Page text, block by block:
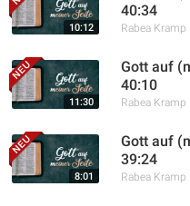
10:12
40:34
Rabea Kramp
11:30
Gott auf
40:10
Rabea Kramp
8:01
Gott auf
39:24
Rabea Kramp